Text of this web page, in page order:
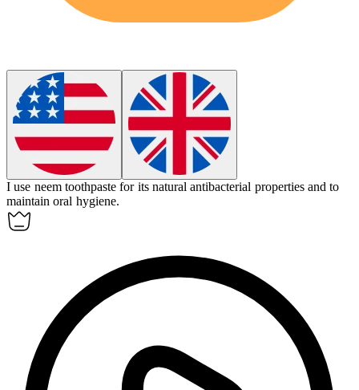
I use neem toothpaste for its natural antibacterial properties and to
maintain oral hygiene.